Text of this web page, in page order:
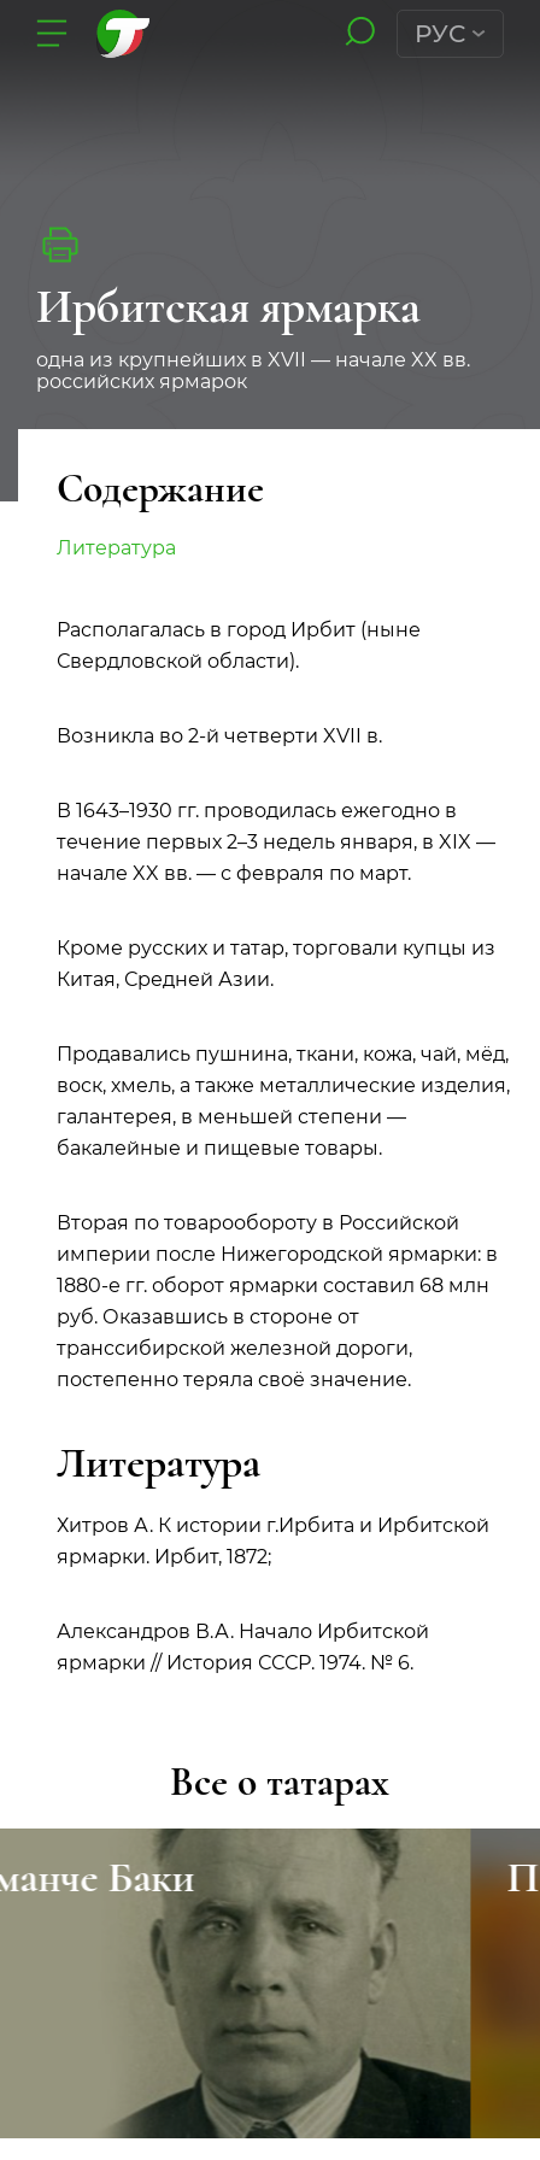
РУС
Ирбитская ярмарка
одна из крупнейших в XVII — начале XX вв.
российских ярмарок
Содержание
Литература
Располагалась в город Ирбит (ныне
Свердловской области).
Возникла во 2-й четверти XVII в.
В 1643–1930 гг. проводилась ежегодно в
течение первых 2–3 недель января, в XIX —
начале XX вв. — с февраля по март.
Кроме русских и татар, торговали купцы из
Китая, Средней Азии.
Продавались пушнина, ткани, кожа, чай, мёд,
воск, хмель, а также металлические изделия,
галантерея, в меньшей степени —
бакалейные и пищевые товары.
Вторая по товарообороту в Российской
империи после Нижегородской ярмарки: в
1880-е гг. оборот ярмарки составил 68 млн
руб. Оказавшись в стороне от
транссибирской железной дороги,
постепенно теряла своё значение.
Литература
Хитров А. К истории г.Ирбита и Ирбитской
ярмарки. Ирбит, 1872;
Александров В.А. Начало Ирбитской
ярмарки // История СССР. 1974. № 6.
Все о татарах
Подземный сток